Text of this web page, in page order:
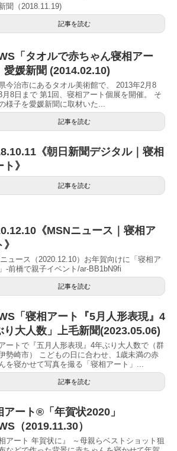
聞（2018.11.19)
記事を読む
「タオルで赤ちゃん寝相アー
愛媛新聞 (2014.02.10)
今治市にあるタオル美術館で、 2013年2月8
月8日まで 第1回、寝相アート個展を開催。 そ
様子を愛媛新聞に取材いた...
記事を読む
《朝日新聞デジタル｜寝相
》
記事を読む
《MSNニュース｜寝相ア
ュース（2020.12.10）お年賀向けに「寝相ア
-前橋で親子イベント/ar-BB1bN9fi
記事を読む
「寝相アート『5月人形表現』4
り大人数」上毛新聞(2023.05.06)
ートで『五月人形表現』4年ぶり大人数で（群
勢崎市） こどもの日に合わせ、1歳未満の赤
を寝かせて写真を撮る「寝相アート」...
記事を読む
アート®︎「年賀状2020」
（2019.11.30）
相アート 年賀状に』 ～母親らベストショット狙